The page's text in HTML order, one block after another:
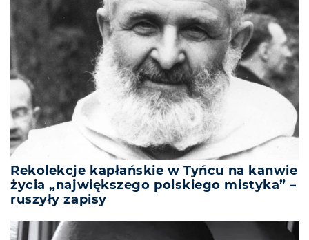
Rekolekcje kapłańskie w Tyńcu na kanwie
życia „największego polskiego mistyka” –
ruszyły zapisy